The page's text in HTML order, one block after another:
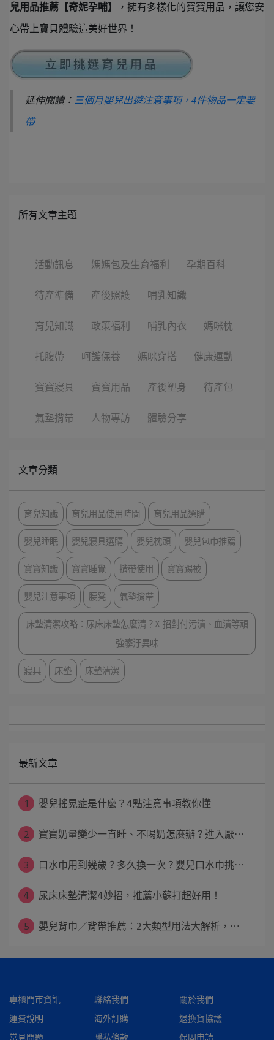
兒用品推薦【奇妮孕哺】 ，擁有多樣化的寶寶用品，讓您安
心帶上寶貝體驗這美好世界！
延伸閱讀： 三個月嬰兒出遊注意事項，4件物品一定要
帶
所有文章主題
活動訊息 媽媽包及生育福利 孕期百科
待產準備 產後照護 哺乳知識
育兒知識 政策福利 哺乳內衣 媽咪枕
托腹帶 呵護保養 媽咪穿搭 健康運動
寶寶寢具 寶寶用品 產後塑身 待產包
氣墊揹帶 人物專訪 體驗分享
文章分類
育兒知識 育兒用品使用時間 育兒用品選購
嬰兒睡眠 嬰兒寢具選購 嬰兒枕頭 嬰兒包巾推薦
寶寶知識 寶寶睡覺 揹帶使用 寶寶踢被
嬰兒注意事項 腰凳 氣墊揹帶
床墊清潔攻略：尿床床墊怎麼清？X 招對付污漬、血漬等頑
強髒汙異味
寢具 床墊 床墊清潔
最新文章
1 嬰兒搖晃症是什麼？4點注意事項教你懂
2 寶寶奶量變少一直睡、不喝奶怎麼辦？進入厭⋯
3 口水巾用到幾歲？多久換一次？嬰兒口水巾挑⋯
4 尿床床墊清潔4妙招，推薦小蘇打超好用！
5 嬰兒背巾／背帶推薦：2大類型用法大解析，⋯
專櫃門市資訊 聯絡我們
關於我們
運費說明
海外訂購
退換貨協議
常見問題
隱私條款 保固申請